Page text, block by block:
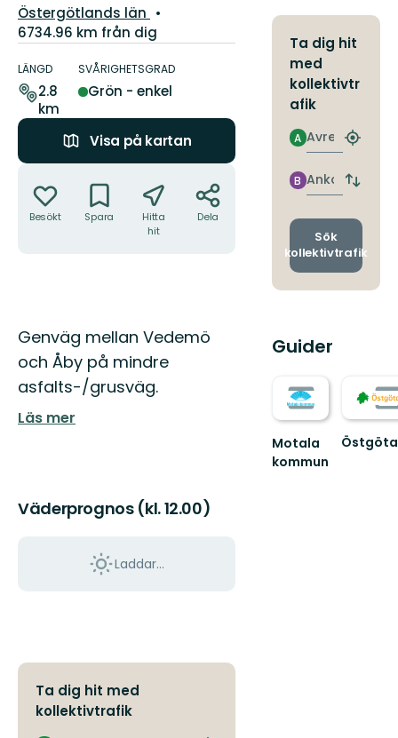
Län:
Östergötlands län
6734.96 km från dig
om
leden
LÄNGD
2.8
km
SVÅRIGHETSGRAD
Grön - enkel
Visa på kartan
Besökt Spara
Hitta
hit
Dela
Beskrivning
Genväg mellan Vedemö
och Åby på mindre
asfalts-/grusväg.
Läs mer
Väderprognos (kl. 12.00)
Laddar...
Ta dig hit med
kollektivtrafik
Ta dig hit
med
kollektivtr
afik
Avresa
A
Hitta
Ankomst
B
Byt
och
Sök
kollektivtrafik
Guider
Motala
kommun